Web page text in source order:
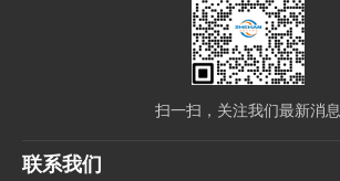
扫一扫，关注我们最新消息
联系我们